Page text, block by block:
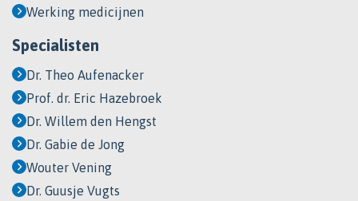
Werking medicijnen
Specialisten
Dr. Theo Aufenacker
Prof. dr. Eric Hazebroek
Dr. Willem den Hengst
Dr. Gabie de Jong
Wouter Vening
Dr. Guusje Vugts